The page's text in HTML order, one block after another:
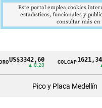
Cintillo
US$3342,60
▲ 8.20
COLCAP1621,34
▲
Pico y Placa Medellín
Este portal emplea cookies
estadísticos, funcionales y
consultar más